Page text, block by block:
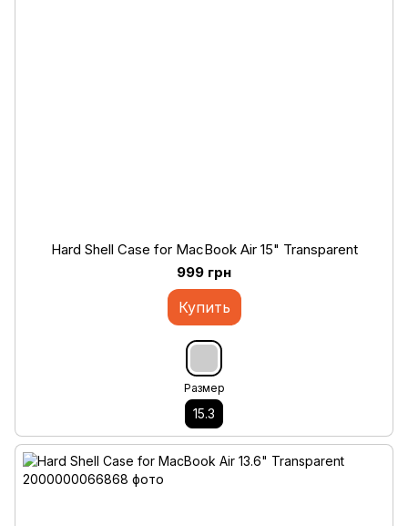
Hard Shell Case for MacBook Air 15" Transparent
999 грн
Купить
Размер
15.3